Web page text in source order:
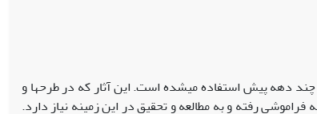
چند دهه پیش استفاده می‏شده است. این آثار که در طرح‏ها و
رفته و به مطالعه و تحقیق در این زمینه نیاز دارد.